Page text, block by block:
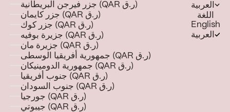
جزر فيرجن البريطانية (QAR ر.ق)
جزر كايمان (QAR ر.ق)
جزر كوك (QAR ر.ق)
جزيرة بوفيه (QAR ر.ق)
جزيرة مان (QAR ر.ق)
جمهورية أفريقيا الوسطى (QAR ر.ق)
جمهورية الدومينيكان (QAR ر.ق)
جنوب أفريقيا (QAR ر.ق)
جنوب السودان (QAR ر.ق)
جورجيا (QAR ر.ق)
جيبوتي (QAR ر.ق)
العربية
اللغة
English
العربية